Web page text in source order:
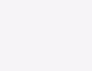
は、メールフォ